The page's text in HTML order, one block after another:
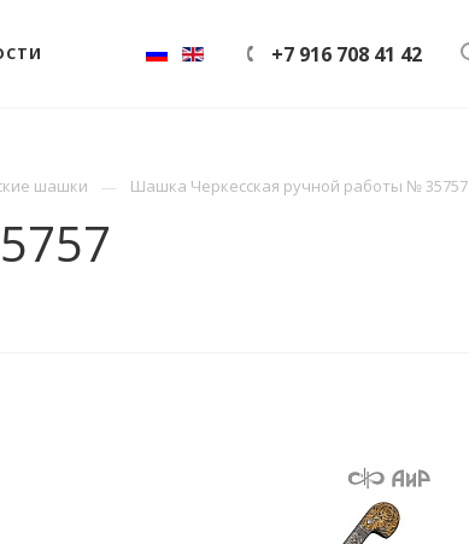
+7 916 708 41 42
шашки Шашка Черкесская ручной работы № 35757